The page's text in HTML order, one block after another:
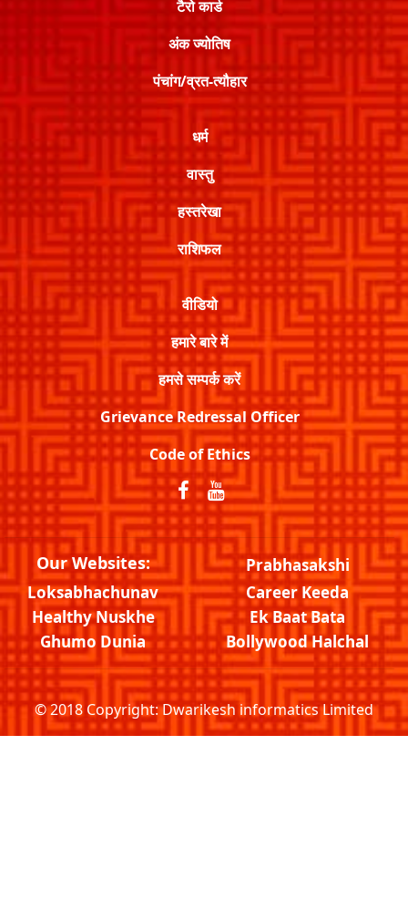
टैरो कार्ड
अंक ज्योतिष
पंचांग/व्रत-त्यौहार
धर्म
वास्तु
हस्तरेखा
राशिफल
वीडियो
हमारे बारे में
हमसे सम्पर्क करें
Grievance Redressal Officer
Code of Ethics
Our Websites:
Prabhasakshi
Loksabhachunav
Career Keeda
Healthy Nuskhe
Ek Baat Bata
Ghumo Dunia
Bollywood Halchal
© 2018 Copyright:Dwarikesh informatics Limited